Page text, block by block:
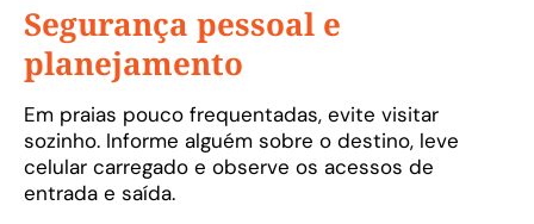
Segurança pessoal e
planejamento
Em praias pouco frequentadas, evite visitar
sozinho. Informe alguém sobre o destino, leve
celular carregado e observe os acessos de
entrada e saída.